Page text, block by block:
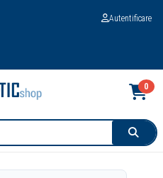
Autentificare
0